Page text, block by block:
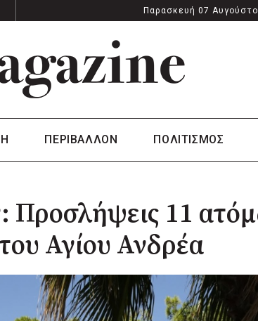
Παρασκευή 07
ΠΕΡΙΒΑΛΛΟΝ ΠΟΛΙΤΙΣΜΟΣ
Προσλήψεις 11
Αγίου Ανδρέα